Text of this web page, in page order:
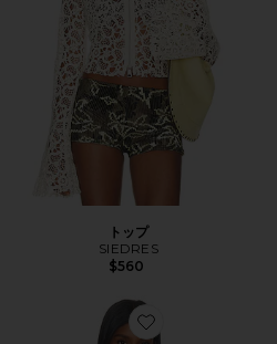
トップ
SIEDRES
$560
Favorite ROSA トップ